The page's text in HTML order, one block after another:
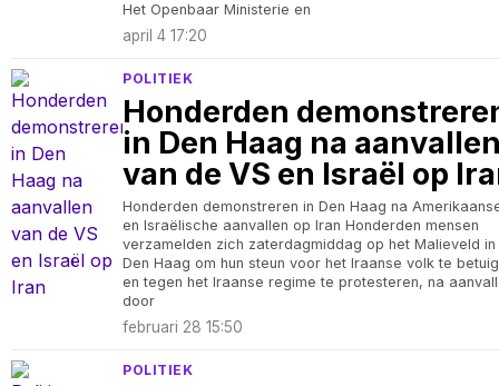
Het Openbaar Ministerie en
april 4 17:20
POLITIEK
Honderden
in Den Haag na
van de VS en Israël op
Honderden demonstreren in Den Haag na
en Israëlische aanvallen op Iran Honderden mensen
verzamelden zich zaterdagmiddag op het Malieveld in
Den Haag om hun steun voor het Iraanse volk te
en tegen het Iraanse regime te protesteren, na
door
februari 28 15:50
POLITIEK